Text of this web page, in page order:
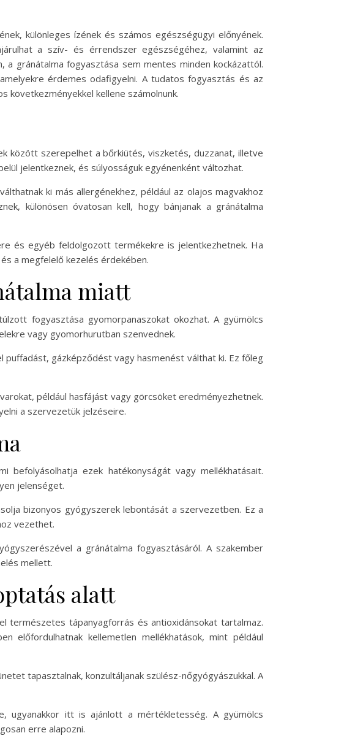
különleges ízének és számos egészségügyi előnyének.
a szív- és érrendszer egészségéhez, valamint az
gránátalma fogyasztása sem mentes minden kockázattól.
érdemes odafigyelni. A tudatos fogyasztás és az
következményekkel kellene számolnunk.
között szerepelhet a bőrkiütés, viszketés, duzzanat, illetve
jelentkeznek, és súlyosságuk egyénenként változhat.
ki más allergénekhez, például az olajos magvakhoz
különösen óvatosan kell, hogy bánjanak a gránátalma
és egyéb feldolgozott termékekre is jelentkezhetnek. Ha
a megfelelő kezelés érdekében.
miatt
fogyasztása gyomorpanaszokat okozhat. A gyümölcs
vagy gyomorhurutban szenvednek.
gázképződést vagy hasmenést válthat ki. Ez főleg
például hasfájást vagy görcsöket eredményezhetnek.
a szervezetük jelzéseire.
befolyásolhatja ezek hatékonyságát vagy mellékhatásait.
jelenséget.
bizonyos gyógyszerek lebontását a szervezetben. Ez a
vezethet.
a gránátalma fogyasztásáról. A szakember
mellett.
alatt
természetes tápanyagforrás és antioxidánsokat tartalmaz.
előfordulhatnak kellemetlen mellékhatások, mint például
tapasztalnak, konzultáljanak szülész-nőgyógyászukkal. A
ugyanakkor itt is ajánlott a mértékletesség. A gyümölcs
erre alapozni.